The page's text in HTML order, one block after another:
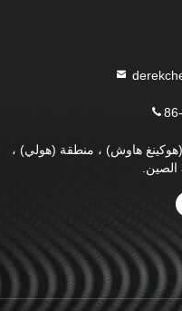
الطابق الخامس، المبنى (أ) ، رقم 388 (هوكينغ هاوش) ، منطقة (هولي) ،